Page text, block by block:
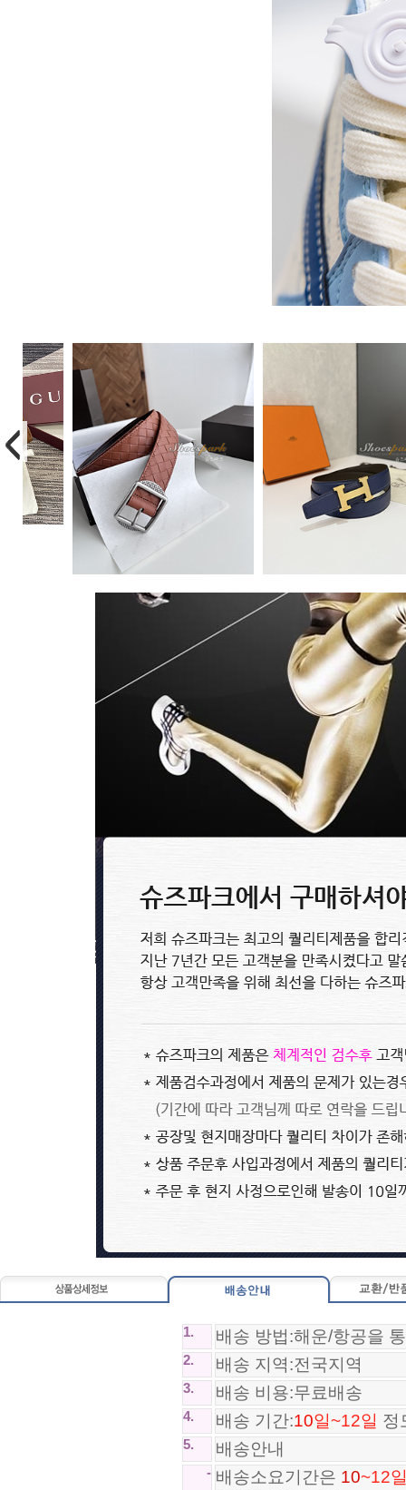
에르메스 Hermès 벨트 2505..
루이비통 Louis Vuitton 벨트 24..
96,800원
0~0원
0~0원
1. 배송 방법:해운/항공을
2. 배송 지역:전국지역
3. 배송 비용:무료배송
4. 배송 기간:10일~12일 정
5. 배송안내
- 배송소요기간은 10~12